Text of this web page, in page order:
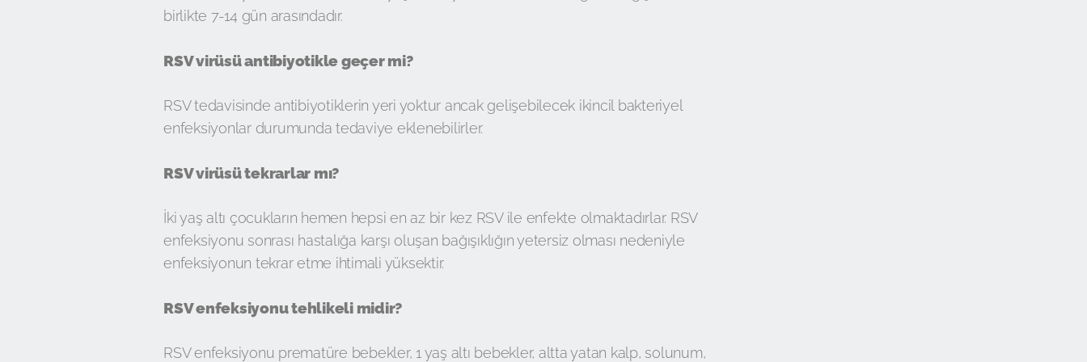
birlikte 7-14 gün arasındadır.
RSV virüsü antibiyotikle geçer mi?
RSV tedavisinde antibiyotiklerin yeri yoktur ancak gelişebilecek ikincil bakteriyel
enfeksiyonlar durumunda tedaviye eklenebilirler.
RSV virüsü tekrarlar mı?
İki yaş altı çocukların hemen hepsi en az bir kez RSV ile enfekte olmaktadırlar. RSV
enfeksiyonu sonrası hastalığa karşı oluşan bağışıklığın yetersiz olması nedeniyle
enfeksiyonun tekrar etme ihtimali yüksektir.
RSV enfeksiyonu tehlikeli midir?
RSV enfeksiyonu prematüre bebekler, 1 yaş altı bebekler, altta yatan kalp, solunum,